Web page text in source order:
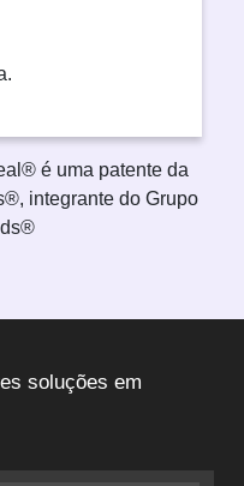
é uma patente da
integrante do Grupo
soluções em